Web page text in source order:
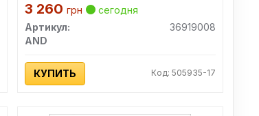
3 260грн
сегодня
Артикул:
36919008
AND
КУПИТЬ Код: 505935-17